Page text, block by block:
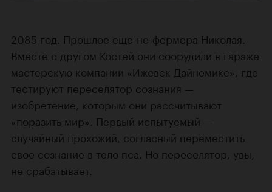
2085 год. Прошлое еще-не-фермера Николая.
Вместе с другом Костей они соорудили в гараже
мастерскую компании «Ижевск Дайнемикс», где
тестируют переселятор сознания —
изобретение, которым они рассчитывают
«поразить мир». Первый испытуемый —
случайный прохожий, согласный переместить
свое сознание в тело пса. Но переселятор, увы,
не срабатывает.